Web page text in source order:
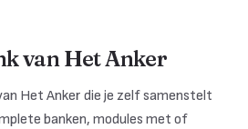
van Het Anker
Het Anker die je zelf samenstelt
banken, modules met of